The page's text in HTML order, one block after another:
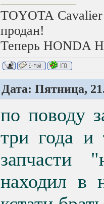
TOYOTA Cavalier
продан!
Теперь HONDA
Дата: Пятница,
по поводу
три года и
запчасти
находил в